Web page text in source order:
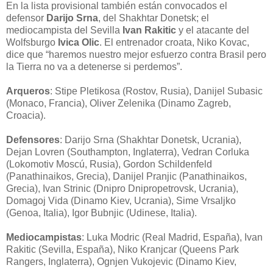
En la lista provisional también están convocados el
defensor Darijo Srna, del Shakhtar Donetsk; el
mediocampista del Sevilla Ivan Rakitic y el atacante del
Wolfsburgo Ivica Olic. El entrenador croata, Niko Kovac,
dice que “haremos nuestro mejor esfuerzo contra Brasil pero
la Tierra no va a detenerse si perdemos”.
Arqueros: Stipe Pletikosa (Rostov, Rusia), Danijel Subasic
(Monaco, Francia), Oliver Zelenika (Dinamo Zagreb,
Croacia).
Defensores: Darijo Srna (Shakhtar Donetsk, Ucrania),
Dejan Lovren (Southampton, Inglaterra), Vedran Corluka
(Lokomotiv Moscú, Rusia), Gordon Schildenfeld
(Panathinaikos, Grecia), Danijel Pranjic (Panathinaikos,
Grecia), Ivan Strinic (Dnipro Dnipropetrovsk, Ucrania),
Domagoj Vida (Dinamo Kiev, Ucrania), Sime Vrsaljko
(Genoa, Italia), Igor Bubnjic (Udinese, Italia).
Mediocampistas: Luka Modric (Real Madrid, España), Ivan
Rakitic (Sevilla, España), Niko Kranjcar (Queens Park
Rangers, Inglaterra), Ognjen Vukojevic (Dinamo Kiev,